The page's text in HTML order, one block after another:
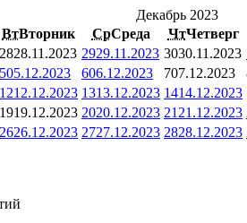
Декабрь 2023
ВтВторник СрСреда ЧтЧетверг
2828.11.2023 2929.11.2023 3030.11.2023
505.12.2023 606.12.2023 707.12.2023
1212.12.2023 1313.12.2023 1414.12.2023
1919.12.2023 2020.12.2023 21 21.12.2023
2626.12.2023 2727.12.2023 2828.12.2023